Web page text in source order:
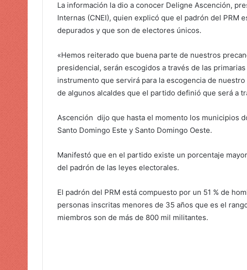
La información la dio a conocer Deligne Ascención,
Internas (CNEI), quien explicó que el padrón del PRM
depurados y que son de electores únicos.
«Hemos reiterado que buena parte de nuestros
presidencial, serán escogidos a través de las
instrumento que servirá para la escogencia de
de algunos alcaldes que el partido definió que será a
Ascención dijo que hasta el momento los municipios
Santo Domingo Este y Santo Domingo Oeste.
Manifestó que en el partido existe un porcentaje
del padrón de las leyes electorales.
El padrón del PRM está compuesto por un 51 % de
personas inscritas menores de 35 años que es el
miembros son de más de 800 mil militantes.